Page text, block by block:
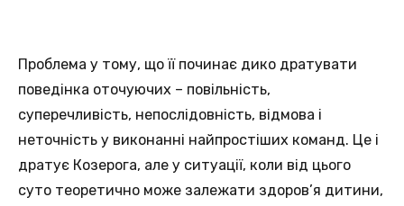
Проблема у тому, що її починає дико дратувати
поведінка оточуючих – повільність,
суперечливість, непослідовність, відмова і
неточність у виконанні найпростіших команд. Це і
дратує Козерога, але у ситуації, коли від цього
суто теоретично може залежати здоров’я дитини,